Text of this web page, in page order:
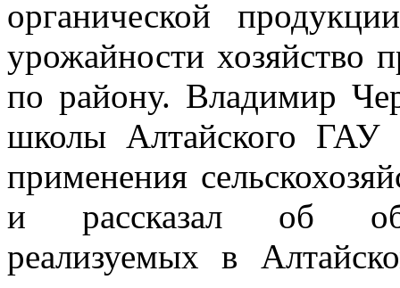
органической
урожайности хозяйство
по району. Владимир
школы Алтайского ГАУ
применения
и рассказал об
реализуемых в